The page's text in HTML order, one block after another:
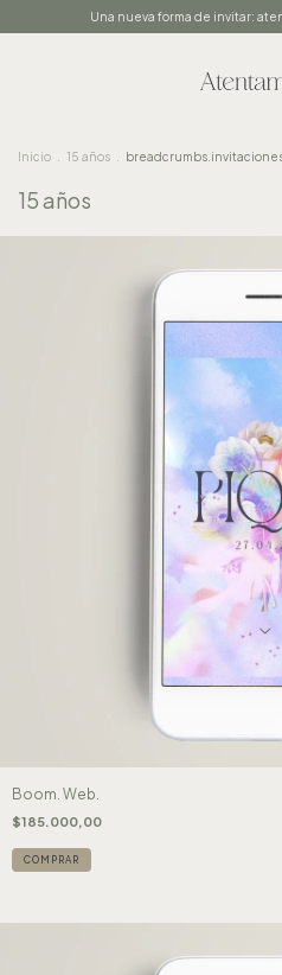
Una nueva forma de invitar:
Inicio 15 años
15 años
Boom. Web.
$185.000,00